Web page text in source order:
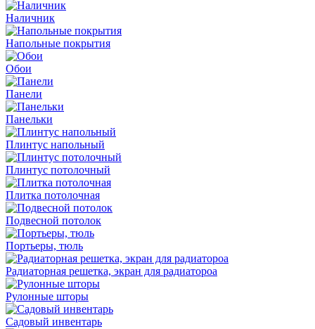
Наличник
Напольные покрытия
Обои
Панели
Панельки
Плинтус напольный
Плинтус потолочный
Плитка потолочная
Подвесной потолок
Портьеры, тюль
Радиаторная решетка, экран для радиатороа
Рулонные шторы
Садовый инвентарь